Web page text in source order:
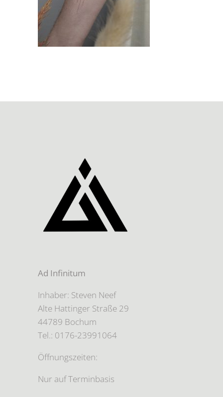
Ad Infinitum
Inhaber: Steven Neef
Alte Hattinger Straße 29
44789 Bochum
Tel.: 0176-23991064
Öffnungszeiten:
Nur auf Terminbasis